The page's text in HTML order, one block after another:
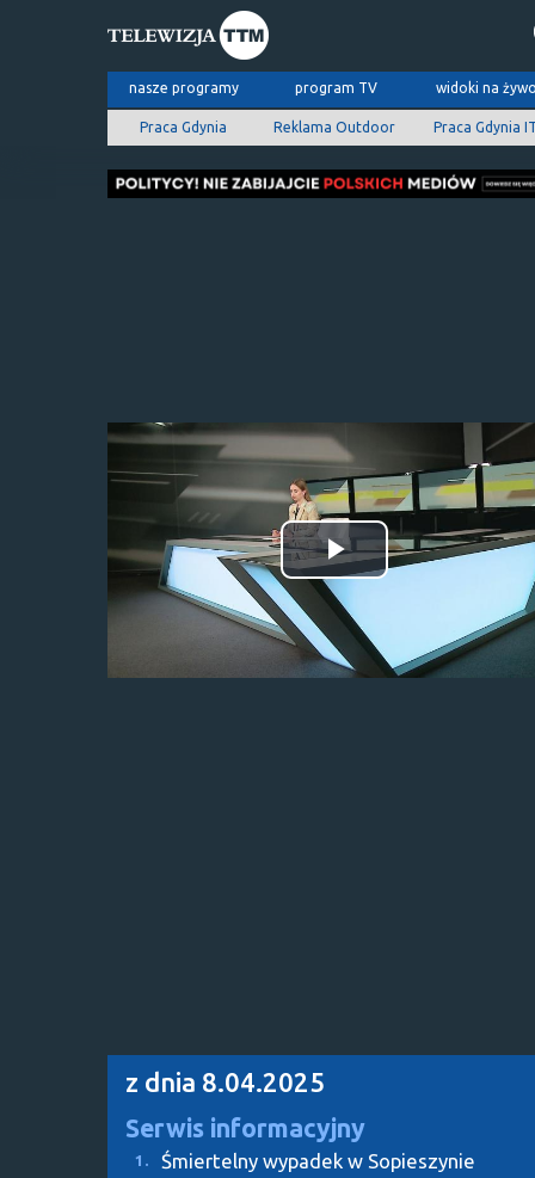
nasze programy program TV widoki na
Praca Gdynia Reklama Outdoor Praca Gdynia
Odtwórz
wideo
z dnia 8.04.2025
Serwis informacyjny
1. Śmiertelny wypadek w Sopieszynie